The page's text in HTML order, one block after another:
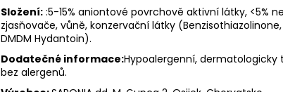
Složení: :5-15% aniontové povrchově aktivní látky, <5%
zjasňovače, vůně, konzervační látky
DMDM ​​​​Hydantoin).
Dodatečné informace:Hypoalergenní, dermatologicky
bez alergenů.